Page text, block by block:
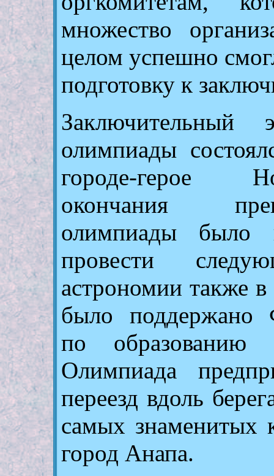
множество
целом успешно
подготовку к
олимпиады
городе-герое
окончания
олимпиады было
провести
астрономии также
было поддержано
по образованию
Олимпиада
переезд вдоль
самых знаменитых
город Анапа.